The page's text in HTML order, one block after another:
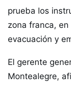
prueba los
zona franca,
evacuación y
El gerente
Montealegre,